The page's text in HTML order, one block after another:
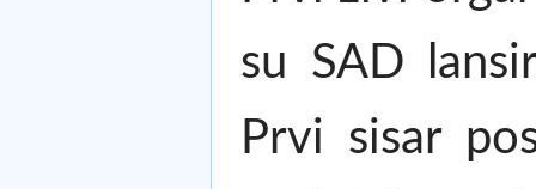
su SAD
Prvi sisar